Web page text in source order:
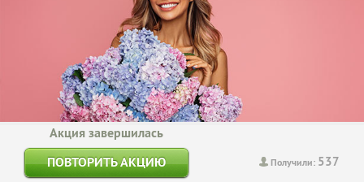
Получили: 537
Акция завершилась
ПОВТОРИТЬ АКЦИЮ